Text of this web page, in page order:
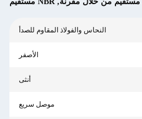
النحاس والفولاذ المقاوم للصدأ
الأصفر
أنثى
موصل سريع